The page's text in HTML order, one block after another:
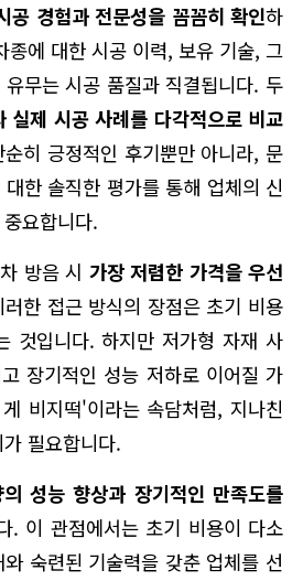
공 경험과 전문성을 꼼꼼히 확인하
종에 대한 시공 이력, 보유 기술, 그
무는 시공 품질과 직결됩니다. 두
실제 시공 사례를 다각적으로 비교
히 긍정적인 후기뿐만 아니라, 문
한 솔직한 평가를 통해 업체의 신
요합니다.
방음 시 가장 저렴한 가격을 우선
러한 접근 방식의 장점은 초기 비용
것입니다. 하지만 저가형 자재 사
장기적인 성능 저하로 이어질 가
비지떡'이라는 속담처럼, 지나친
필요합니다.
의 성능 향상과 장기적인 만족도를
. 이 관점에서는 초기 비용이 다소
숙련된 기술력을 갖춘 업체를 선